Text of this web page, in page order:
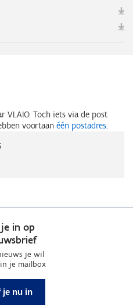
VLAIO. Toch iets via de post
voortaan één postadres
in op
je wil
je mailbox
je nu in